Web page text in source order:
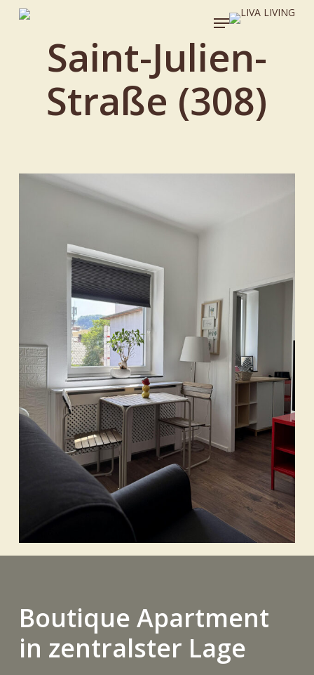
Menu
Saint-Julien-
Straße (308)
Boutique Apartment
in zentralster Lage